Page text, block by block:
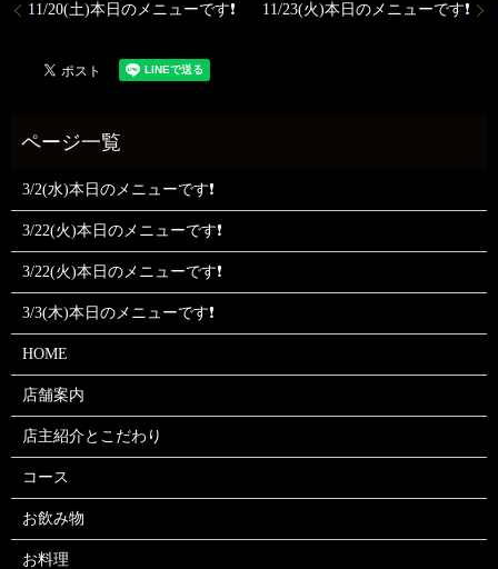
11/20(土)本日のメニューです❗ 11/23(火)本日のメニューです❗
3/2(水)本日のメニューです❗
3/22(火)本日のメニューです❗
3/22(火)本日のメニューです❗
3/3(木)本日のメニューです❗
HOME
店舗案内
店主紹介とこだわり
コース
お飲み物
お料理